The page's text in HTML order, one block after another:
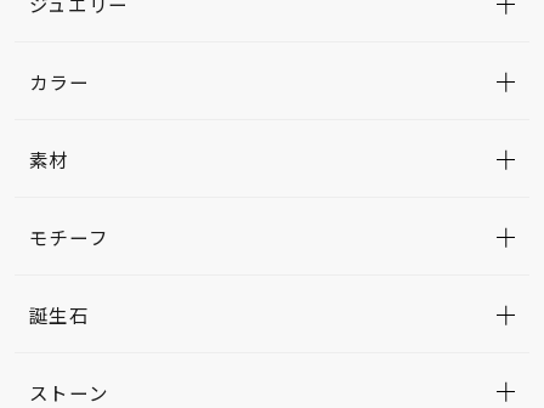
カラー
素材
モチーフ
誕生石
ストーン